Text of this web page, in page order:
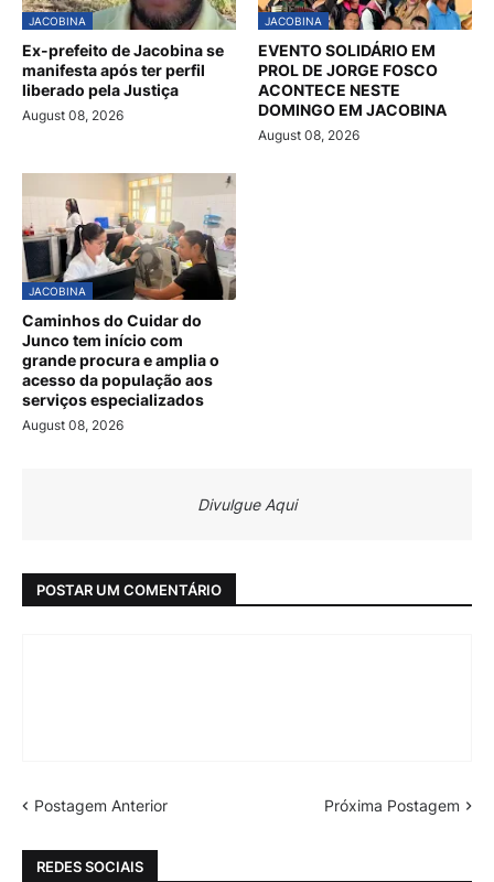
JACOBINA
Ex-prefeito de Jacobina se
manifesta após ter perfil
liberado pela Justiça
August 08, 2026
JACOBINA
EVENTO SOLIDÁRIO EM
PROL DE JORGE FOSCO
ACONTECE NESTE
DOMINGO EM JACOBINA
August 08, 2026
JACOBINA
Caminhos do Cuidar do
Junco tem início com
grande procura e amplia o
acesso da população aos
serviços especializados
August 08, 2026
Divulgue Aqui
POSTAR UM COMENTÁRIO
Postagem Anterior Próxima Postagem
REDES SOCIAIS